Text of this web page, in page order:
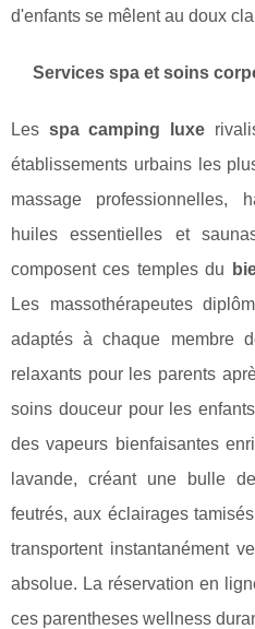
d'enfants se mêlent au doux
Services spa et soins
Les spa camping luxe
établissements urbains les
massage professionnelles,
huiles essentielles et
composent ces temples du
Les massothérapeutes
adaptés à chaque membre
relaxants pour les parents
soins douceur pour les
des vapeurs bienfaisantes
lavande, créant une bulle
feutrés, aux éclairages
transportent instantanément
absolue. La réservation en
ces parentheses wellness